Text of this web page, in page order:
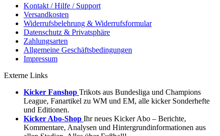
Kontakt / Hilfe / Support
Versandkosten
Widerrufsbelehrung & Widerrufsformular
Datenschutz & Privatsphäre
Zahlungsarten
Allgemeine Geschäftsbedingungen
Impressum
Externe Links
Kicker Fanshop Trikots aus Bundesliga und Champions
League, Fanartikel zu WM und EM, alle kicker Sonderhefte
und Editionen.
Kicker Abo-Shop Ihr neues Kicker Abo – Berichte,
Kommentare, Analysen und Hintergrundinformationen aus